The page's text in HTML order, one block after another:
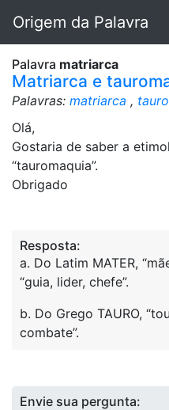
Origem da Palavra
Palavra matriarca
Matriarca e
Palavras: matriarca ,
Olá,
Gostaria de saber a
“tauromaquia”.
Obrigado
Resposta:
a. Do Latim MATER,
“guia, lider, chefe”.
b. Do Grego TAURO,
combate”.
Envie sua pergunta: